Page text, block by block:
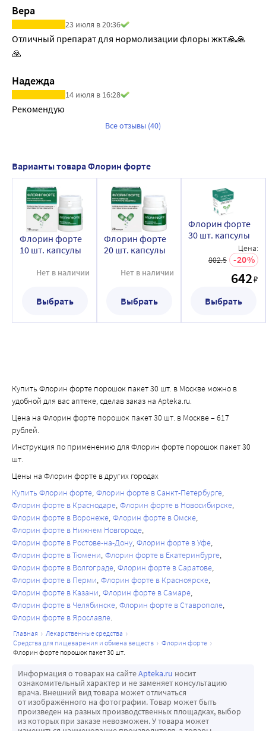
Вера
23 июля в 20:36
Отличный препарат для нормолизации флоры жкт🙏🙏
🙏
Надежда
14 июля в 16:28
Рекомендую
Все отзывы (40)
Варианты товара Флорин форте
Флорин форте
10 шт. капсулы
Нет в наличии
Выбрать
Флорин форте
20 шт. капсулы
Нет в наличии
Выбрать
Флорин форте
30 шт. капсулы
Цена:
802.5
20
642₽
Выбрать
Купить Флорин форте порошок пакет 30 шт. в Москве можно в
удобной для вас аптеке, сделав заказ на Apteka.ru.
Цена на Флорин форте порошок пакет 30 шт. в Москве – 617
рублей.
Инструкция по применению для Флорин форте порошок пакет 30
шт.
Цены на Флорин форте в других городах
Купить Флорин форте Флорин форте в Санкт-Петербурге
Флорин форте в Краснодаре Флорин форте в Новосибирске
Флорин форте в Воронеже Флорин форте в Омске
Флорин форте в Нижнем Новгороде
Флорин форте в Ростове-на-Дону Флорин форте в Уфе
Флорин форте в Тюмени Флорин форте в Екатеринбурге
Флорин форте в Волгограде Флорин форте в Саратове
Флорин форте в Перми Флорин форте в Красноярске
Флорин форте в Казани Флорин форте в Самаре
Флорин форте в Челябинске Флорин форте в Ставрополе
Флорин форте в Ярославле
главная
лекарственные средства
средства для пищеварения и обмена веществ
флорин форте
флорин форте порошок пакет 30 шт.
Информация о товарах на сайтеApteka.ru носит
ознакомительный характер и не заменяет консультацию
врача. Внешний вид товара может отличаться
от изображённого на фотографии. Товар может быть
произведен на разных производственных площадках, выбор
из которых при заказе невозможен. У товара может